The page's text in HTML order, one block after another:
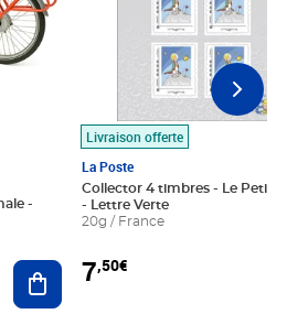
Ajouter au panier
Livraison offerte
La Poste
Collector 4 timbres - Le Petit
- Lettre Verte
20g / France
7,50€